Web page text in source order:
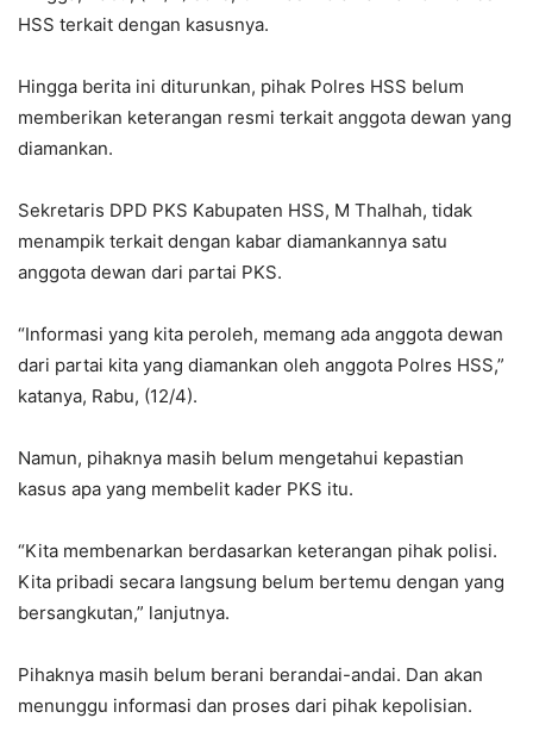
HSS terkait dengan kasusnya.
Hingga berita ini diturunkan, pihak Polres HSS belum
memberikan keterangan resmi terkait anggota dewan yang
diamankan.
Sekretaris DPD PKS Kabupaten HSS, M Thalhah, tidak
menampik terkait dengan kabar diamankannya satu
anggota dewan dari partai PKS.
“Informasi yang kita peroleh, memang ada anggota dewan
dari partai kita yang diamankan oleh anggota Polres HSS,”
katanya, Rabu, (12/4).
Namun, pihaknya masih belum mengetahui kepastian
kasus apa yang membelit kader PKS itu.
“Kita membenarkan berdasarkan keterangan pihak polisi.
Kita pribadi secara langsung belum bertemu dengan yang
bersangkutan,” lanjutnya.
Pihaknya masih belum berani berandai-andai. Dan akan
menunggu informasi dan proses dari pihak kepolisian.